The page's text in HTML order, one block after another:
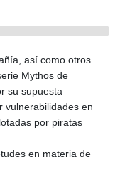
así como otros
Mythos de
su supuesta
vulnerabilidades en
por piratas
en materia de